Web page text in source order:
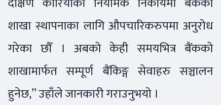
शाखा स्थापनाका लागि औपचारिकरुपमा अनुरोध
गरेका छौँ । अबको केही समयभित्र बैंकको
शाखामार्फत सम्पूर्ण बैंकिङ्ग सेवाहरु सञ्चालन
हुनेछ,” उहाँले जानकारी गराउनुभयो ।